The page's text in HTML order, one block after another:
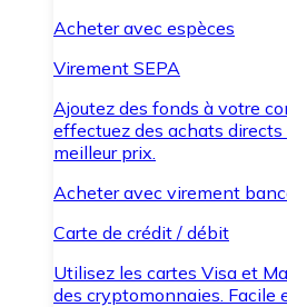
Acheter avec espèces
Virement SEPA
Ajoutez des fonds à votre
effectuez des achats
meilleur prix.
Acheter avec virement
Carte de crédit / débit
Utilisez les cartes Visa et
des cryptomonnaies. Facile